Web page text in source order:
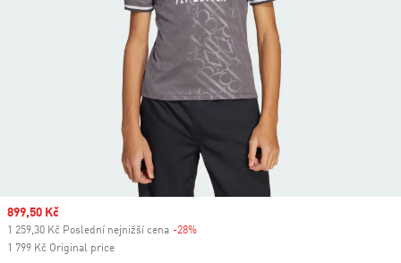
Sale price
899,50 Kč
1 259,30 Kč Poslední nejnižší cena -28%
1 799 Kč Original price